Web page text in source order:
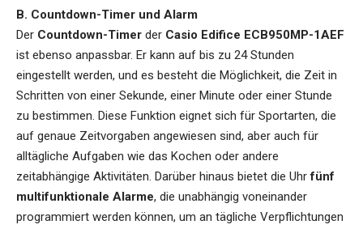
B. Countdown-Timer und Alarm
Der Countdown-Timer der Casio Edifice ECB950MP-1AEF
ist ebenso anpassbar. Er kann auf bis zu 24 Stunden
eingestellt werden, und es besteht die Möglichkeit, die Zeit in
Schritten von einer Sekunde, einer Minute oder einer Stunde
zu bestimmen. Diese Funktion eignet sich für Sportarten, die
auf genaue Zeitvorgaben angewiesen sind, aber auch für
alltägliche Aufgaben wie das Kochen oder andere
zeitabhängige Aktivitäten. Darüber hinaus bietet die Uhrfünf
multifunktionale Alarme, die unabhängig voneinander
programmiert werden können, um an tägliche Verpflichtungen